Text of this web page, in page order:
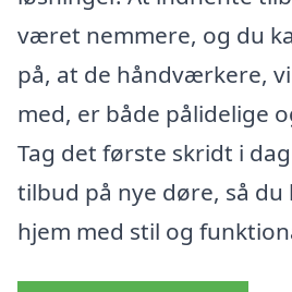
været nemmere, og du
på, at de håndværkere,
med, er både pålidelige
Tag det første skridt i
tilbud på nye døre, så
hjem med stil og